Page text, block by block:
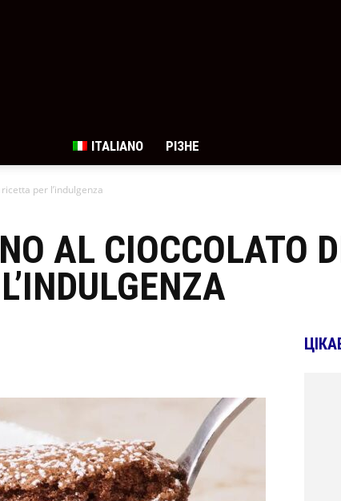
ITALIANO РІЗНЕ
per l’indulgenza
AL CIOCCOLATO